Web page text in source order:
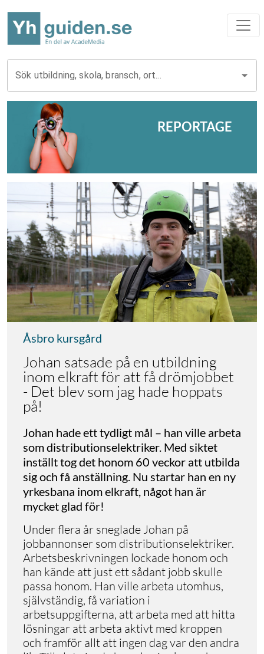
Sök utbildning, skola, bransch, ort...
REPORTAGE
Åsbro kursgård
Johan satsade på en utbildning
inom elkraft för att få drömjobbet
- Det blev som jag hade hoppats
på!
Johan hade ett tydligt mål – han ville arbeta
som distributionselektriker. Med siktet
inställt tog det honom 60 veckor att utbilda
sig och få anställning. Nu startar han en ny
yrkesbana inom elkraft, något han är
mycket glad för!
Under flera år sneglade Johan på
jobbannonser som distributionselektriker.
Arbetsbeskrivningen lockade honom och
han kände att just ett sådant jobb skulle
passa honom. Han ville arbeta utomhus,
självständig, få variation i
arbetsuppgifterna, att arbeta med att hitta
lösningar att arbeta aktivt med kroppen
och framför allt att ingen dag var den andra